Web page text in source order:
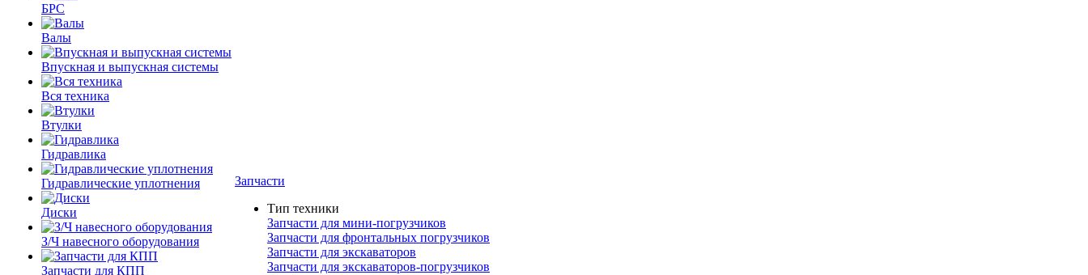
БРС
Валы
Впускная и выпускная системы
Вся техника
Втулки
Гидравлика
Гидравлические уплотнения
Диски
З/Ч навесного оборудования
Запчасти для КПП
Запчасти
Тип техники
Запчасти для мини-погрузчиков
Запчасти для фронтальных погрузчиков
Запчасти для экскаваторов
Запчасти для экскаваторов-погрузчиков